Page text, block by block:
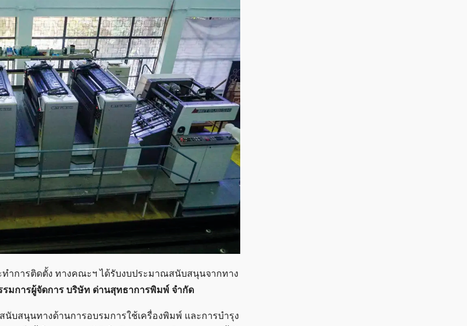
ทำการติดตั้ง ทางคณะฯ ได้รับงบประมาณสนับสนุนจากทาง
มการผู้จัดการ บริษัท ด่านสุทธาการพิมพ์ จำกัด
นับสนุนทางด้านการอบรมการใช้เครื่องพิมพ์ และการบำรุง